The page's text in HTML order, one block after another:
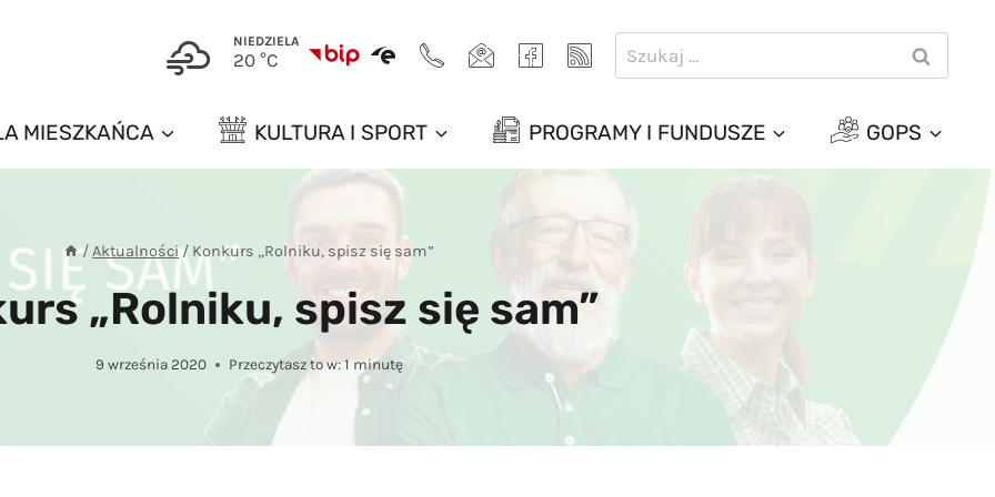
NIEDZIELA
20 °C
Szukaj:
MIESZKAŃCA KULTURA I SPORT PROGRAMY I FUNDUSZE GOPS
/Aktualności/ Konkurs „Rolniku, spisz się sam”
„Rolniku, spisz się sam”
9 września 2020 Przeczytasz to w:1minutę